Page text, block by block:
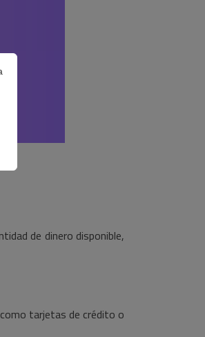
de dinero disponible,
tarjetas de crédito o